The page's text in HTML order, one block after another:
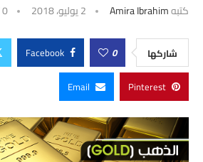
كتبهAmira Ibrahim 2 يوليو، 2018 0 تعليقات
شاركها 0
Facebook
Pinterest
Email